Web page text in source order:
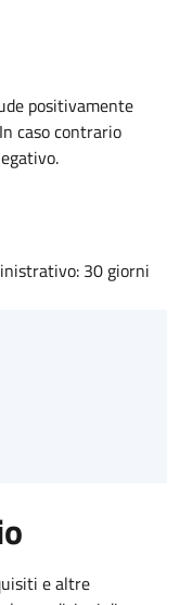
positivamente
caso contrario
30 giorni
e altre